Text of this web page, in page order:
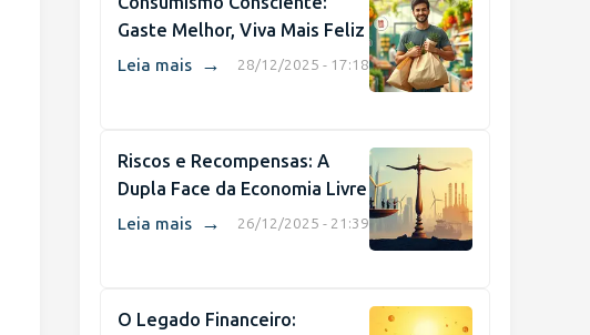
Gaste Melhor, Viva Mais Feliz
28/12/2025 - 17:18
Leia mais →
Riscos e Recompensas: A
Dupla Face da Economia Livre
26/12/2025 - 21:39
Leia mais →
O Legado Financeiro: